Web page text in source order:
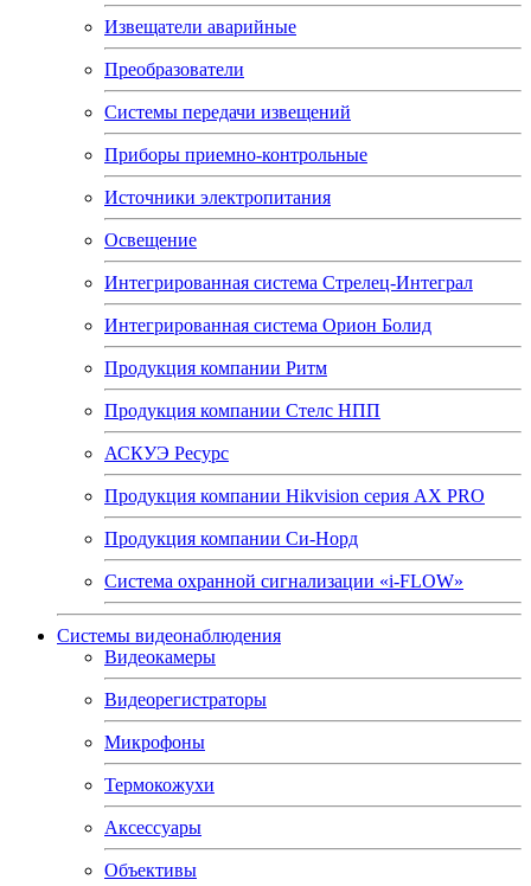
Извещатели аварийные
Преобразователи
Системы передачи извещений
Приборы приемно-контрольные
Источники электропитания
Освещение
Интегрированная система Стрелец-Интеграл
Интегрированная система Орион Болид
Продукция компании Ритм
Продукция компании Стелс НПП
АСКУЭ Ресурс
Продукция компании Hikvision серия AX PRO
Продукция компании Си-Норд
Система охранной сигнализации «i-FLOW»
Системы видеонаблюдения
Видеокамеры
Видеорегистраторы
Микрофоны
Термокожухи
Аксессуары
Объективы